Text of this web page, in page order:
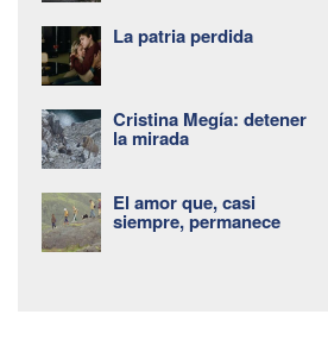
La patria perdida
Cristina Megía: detener
la mirada
El amor que, casi
siempre, permanece